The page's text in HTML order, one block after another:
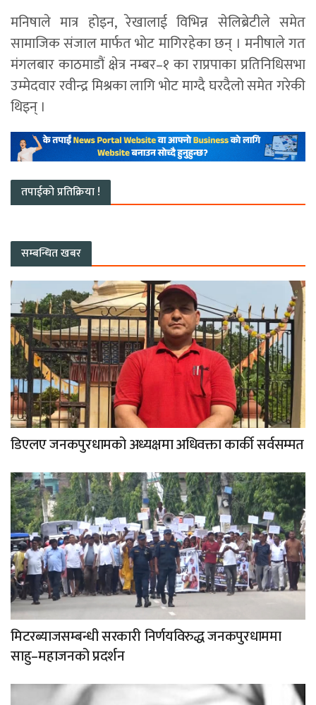
मनिषाले मात्र होइन, रेखालाई विभिन्न सेलिब्रेटीले समेत
सामाजिक संजाल मार्फत भोट मागिरहेका छन् । मनीषाले गत
मंगलबार काठमाडौं क्षेत्र नम्बर–१ का राप्रपाका प्रतिनिधिसभा
उम्मेदवार रवीन्द्र मिश्रका लागि भोट माग्दै घरदैलो समेत गरेकी
थिइन् ।
तपाईको प्रतिक्रिया !
सम्बन्धित खबर
डिएलए जनकपुरधामको अध्यक्षमा अधिवक्ता कार्की सर्वसम्मत
मिटरब्याजसम्बन्धी सरकारी निर्णयविरुद्ध जनकपुरधाममा
साहु–महाजनको प्रदर्शन